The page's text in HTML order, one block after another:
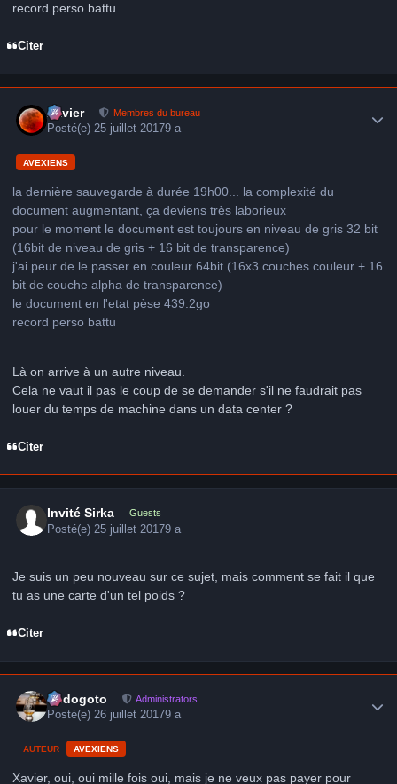
record perso battu
Citer
Xavier Membres du bureau
Posté(e)25 juillet 20179 a
AVEXIENS
la dernière sauvegarde à durée 19h00... la complexité du
document augmentant, ça deviens très laborieux
pour le moment le document est toujours en niveau de gris 32 bit
(16bit de niveau de gris + 16 bit de transparence)
j'ai peur de le passer en couleur 64bit (16x3 couches couleur + 16
bit de couche alpha de transparence)
le document en l'etat pèse 439.2go
record perso battu
Là on arrive à un autre niveau.
Cela ne vaut il pas le coup de se demander s'il ne faudrait pas
louer du temps de machine dans un data center ?
Citer
Invité Sirka Guests
Posté(e) 25 juillet 20179 a
Je suis un peu nouveau sur ce sujet, mais comment se fait il que
tu as une carte d'un tel poids ?
Citer
frédogoto Administrators
Posté(e)26 juillet 20179 a
AUTEUR AVEXIENS
Xavier, oui, oui mille fois oui, mais je ne veux pas payer pour